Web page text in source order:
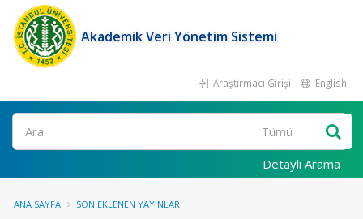
Akademik Veri Yönetim Sistemi
Araştırmacı Girişi English
Ara
Detaylı Arama
ANA SAYFA SON EKLENEN YAYINLAR